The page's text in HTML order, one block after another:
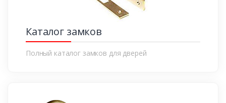
Каталог замков
Полный каталог замков для дверей